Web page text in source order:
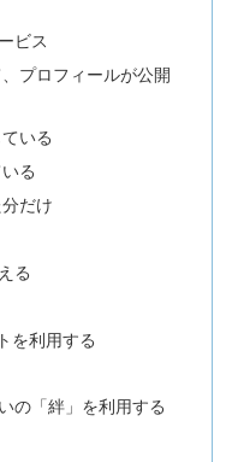
ビス
プロフィールが公開
いる
る
だけ
る
を利用する
の「絆」を利用する